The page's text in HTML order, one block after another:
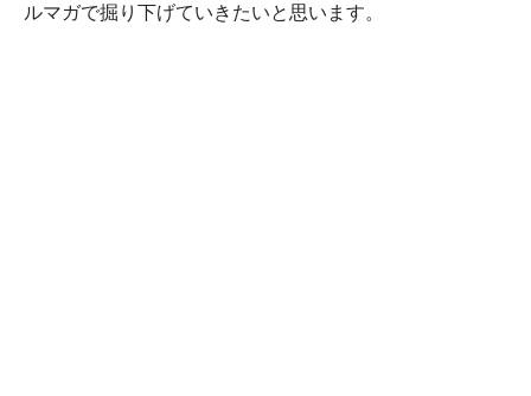
ルマガで掘り下げていきたいと思います。